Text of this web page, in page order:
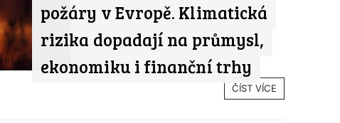
požáry v Evropě. Klimatická
rizika dopadají na průmysl,
ekonomiku i finanční trhy
ČÍST VÍCE